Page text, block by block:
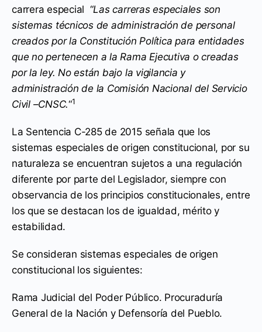
carrera especial “Las carreras especiales son
sistemas técnicos de administración de personal
creados por la Constitución Política para entidades
que no pertenecen a la Rama Ejecutiva o creadas
por la ley. No están bajo la vigilancia y
administración de la Comisión Nacional del Servicio
Civil –CNSC.“1
La Sentencia C-285 de 2015 señala que los
sistemas especiales de origen constitucional, por su
naturaleza se encuentran sujetos a una regulación
diferente por parte del Legislador, siempre con
observancia de los principios constitucionales, entre
los que se destacan los de igualdad, mérito y
estabilidad.
Se consideran sistemas especiales de origen
constitucional los siguientes:
Rama Judicial del Poder Público. Procuraduría
General de la Nación y Defensoría del Pueblo.